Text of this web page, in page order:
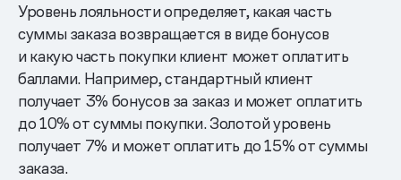
Уровень лояльности определяет, какая часть
суммы заказа возвращается в виде бонусов
и какую часть покупки клиент может оплатить
баллами. Например, стандартный клиент
получает 3% бонусов за заказ и может оплатить
до 10% от суммы покупки. Золотой уровень
получает 7% и может оплатить до 15% от суммы
заказа.